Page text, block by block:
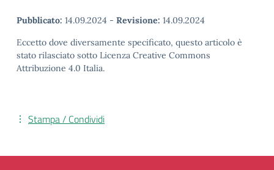
Pubblicato: 14.09.2024 - Revisione: 14.09.2024
Eccetto dove diversamente specificato, questo articolo è
stato rilasciato sotto Licenza Creative Commons
Attribuzione 4.0 Italia.
Stampa / Condividi